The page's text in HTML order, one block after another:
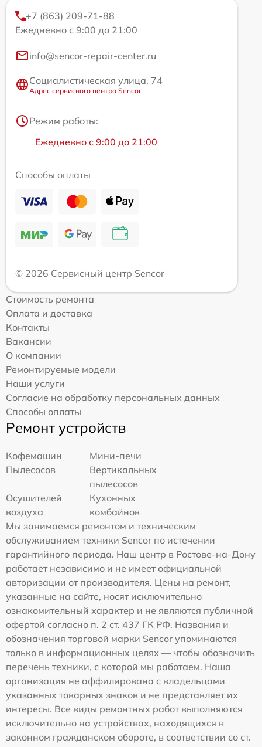
+7 (863) 209-71-88
Ежедневно с 9:00 до 21:00
info@sencor-repair-center.ru
Социалистическая улица, 74
Адрес сервисного центра Sencor
Режим работы:
Ежедневно с 9:00 до 21:00
Способы оплаты
© 2026 Сервисный центр Sencor
Стоимость ремонта
Оплата и доставка
Контакты
Вакансии
О компании
Ремонтируемые модели
Наши услуги
Согласие на обработку персональных данных
Способы оплаты
Ремонт устройств
Кофемашин
Мини-печи
Пылесосов
Вертикальных
пылесосов
Осушителей
воздуха
Кухонных
комбайнов
Мы занимаемся ремонтом и техническим
обслуживанием техники Sencor по истечении
гарантийного периода. Наш центр в Ростове-на-Дону
работает независимо и не имеет официальной
авторизации от производителя. Цены на ремонт,
указанные на сайте, носят исключительно
ознакомительный характер и не являются публичной
офертой согласно п. 2 ст. 437 ГК РФ. Названия и
обозначения торговой марки Sencor упоминаются
только в информационных целях — чтобы обозначить
перечень техники, с которой мы работаем. Наша
организация не аффилирована с владельцами
указанных товарных знаков и не представляет их
интересы. Все виды ремонтных работ выполняются
исключительно на устройствах, находящихся в
законном гражданском обороте, в соответствии со ст.